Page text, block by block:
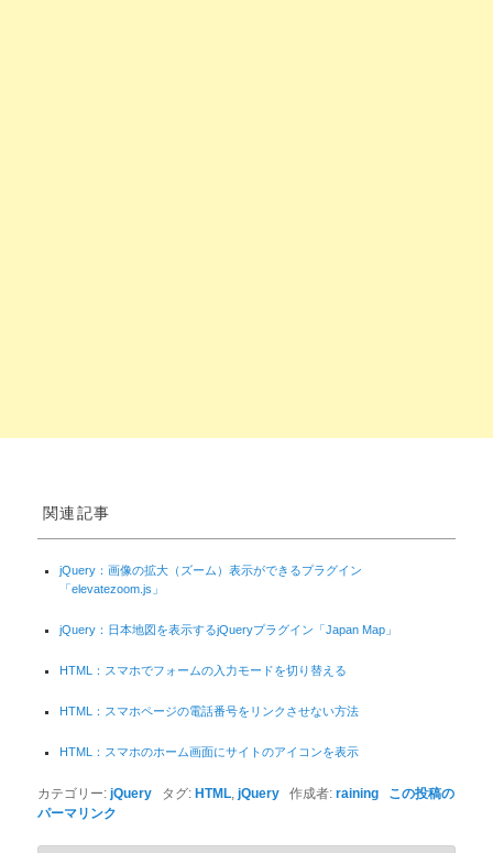
関連記事
jQuery：画像の拡大（ズーム）表示ができるプラグイン
「elevatezoom.js」
jQuery：日本地図を表示するjQueryプラグイン「Japan Map」
HTML：スマホでフォームの入力モードを切り替える
HTML：スマホページの電話番号をリンクさせない方法
HTML：スマホのホーム画面にサイトのアイコンを表示
カテゴリー:jQuery タグ: HTML,jQuery 作成者:raining
この投稿の
パーマリンク